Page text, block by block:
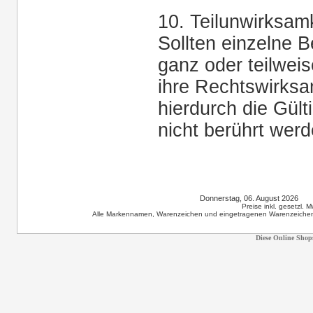
10.
Sollten einzelne
ganz oder
ihre
hierdurch die
nicht berührt
Donnerstag, 06. August 2026
Preise inkl. gesetzl.
Alle Markennamen, Warenzeichen und eingetragenen
Diese Online